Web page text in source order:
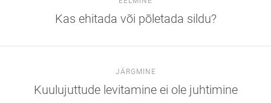
Kas ehitada või põletada sildu?
JÄRGMINE
Kuulujuttude levitamine ei ole juhtimine